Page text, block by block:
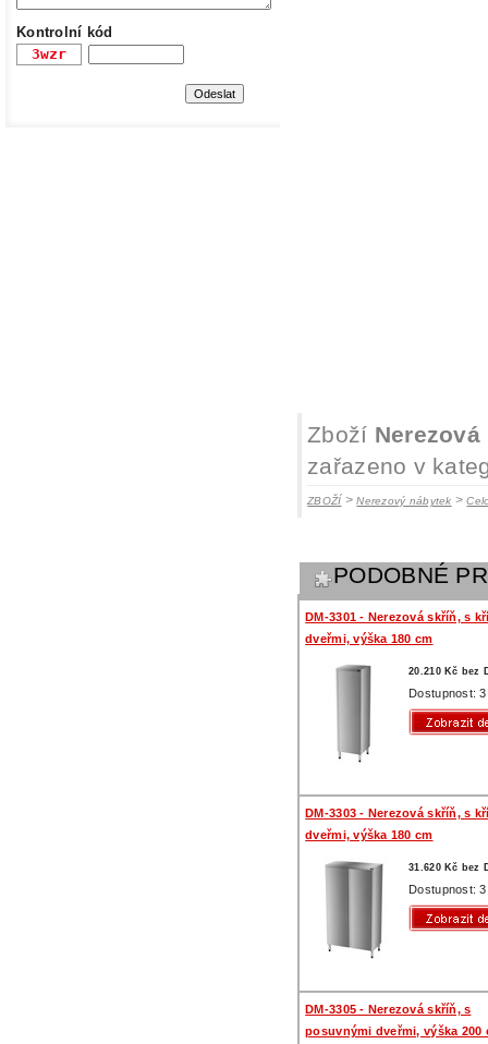
Kontrolní kód
Zboží
zařazeno v
ZBOŽÍ>Nerezový nábytek >
PODOBNÉ
DM-3301 - Nerezová skříň, s
dveřmi, výška 180 cm
20.210 Kč bez
Dostupnost:
DM-3303 - Nerezová skříň, s
dveřmi, výška 180 cm
31.620 Kč bez
Dostupnost:
DM-3305 - Nerezová skříň, s
posuvnými dveřmi, výška 200